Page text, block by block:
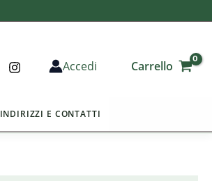
Accedi Carrello
INDIRIZZI E CONTATTI